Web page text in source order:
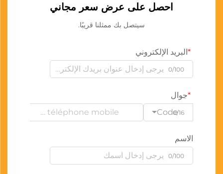
احصل على عرض سعر مجاني
سيتصل بك ممثلنا قريبًا.
البريد الإلكتروني
0/100
جوال
Code0/16
الاسم
0/100